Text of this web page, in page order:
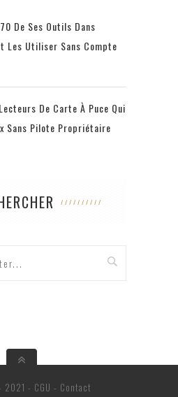
De Ses Outils Dans
Les Utiliser Sans Compte
De Carte À Puce Qui
Sans Pilote Propriétaire
2021 - CGU - Contact